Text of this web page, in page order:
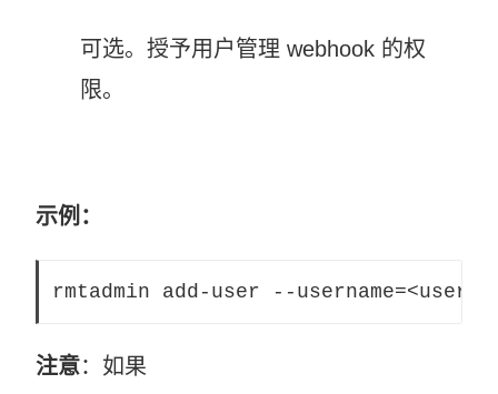
可选。授予用户管理 webhook 的权
限。
示例：
rmtadmin add-user --
注意：如果